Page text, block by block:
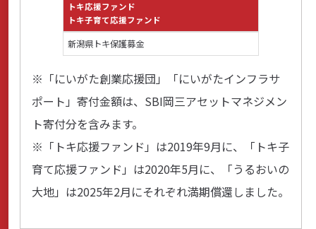
トキ応援ファンド
トキ子育て応援ファンド
新潟県トキ保護募金
※「にいがた創業応援団」「にいがたインフラサ
ポート」寄付金額は、SBI岡三アセットマネジメン
ト寄付分を含みます。
※「トキ応援ファンド」は2019年9月に、「トキ子
育て応援ファンド」は2020年5月に、「うるおいの
大地」は2025年2月にそれぞれ満期償還しました。